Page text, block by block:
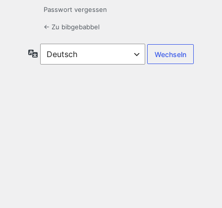
Passwort vergessen
← Zu bibgebabbel
Sprache